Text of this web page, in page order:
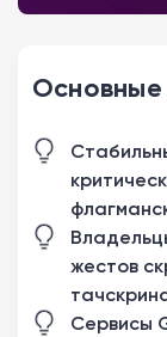
Основные
жестов
Сервисы